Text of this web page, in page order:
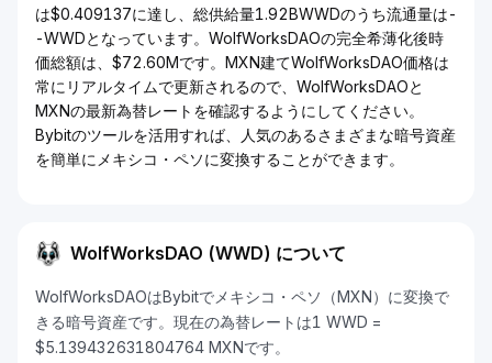
は$0.409137に達し、総供給量1.92BWWDのうち流通量は-
-WWDとなっています。WolfWorksDAOの完全希薄化後時
価総額は、$72.60Mです。MXN建てWolfWorksDAO価格は
常にリアルタイムで更新されるので、WolfWorksDAOと
MXNの最新為替レートを確認するようにしてください。
Bybitのツールを活用すれば、人気のあるさまざまな暗号資産
を簡単にメキシコ・ペソに変換することができます。
WolfWorksDAO (WWD) について
WolfWorksDAOはBybitでメキシコ・ペソ（MXN）に変換で
きる暗号資産です。現在の為替レートは1 WWD =
$5.139432631804764 MXNです。